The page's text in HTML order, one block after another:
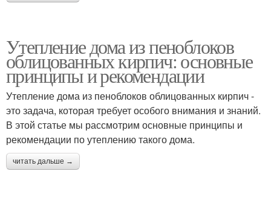
Утепление дома из пеноблоков
облицованных кирпич: основные
принципы и рекомендации
Утепление дома из пеноблоков облицованных кирпич -
это задача, которая требует особого внимания и знаний.
В этой статье мы рассмотрим основные принципы и
рекомендации по утеплению такого дома.
читать дальше →